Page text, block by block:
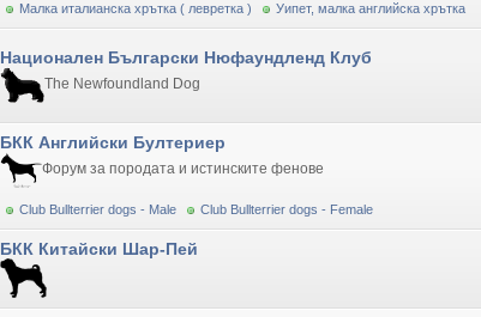
Малка италианска хрътка ( левретка )
Уипет, малка английска хрътка
Национален Български Нюфаундленд Клуб
The Newfoundland Dog
БКК Английски Бултериер
Форум за породата и истинските фенове
Club Bullterrier dogs - Male Club Bullterrier dogs - Female
БКК Китайски Шар-Пей